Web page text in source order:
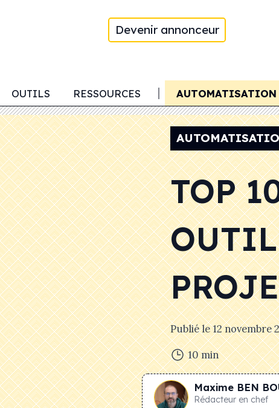
Devenir annonceur
OUTILS RESSOURCES
GÉNÉRATION DE LEADS AUTOMATISATION
TOP
Publié le12 novembre
10 min
Maxime BEN
Rédacteur en chef